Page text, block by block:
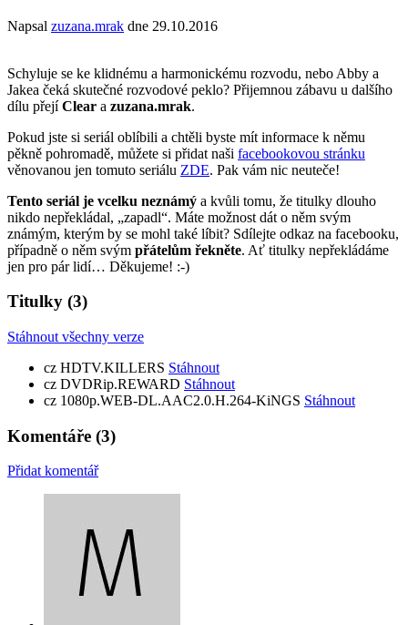
Napsal zuzana.mrak dne 29.10.2016
Schyluje se ke klidnému a harmonickému rozvodu, nebo Abby a
Jakea čeká skutečné rozvodové peklo? Přijemnou zábavu u dalšího
dílu přejíClear a zuzana.mrak.
Pokud jste si seriál oblíbili a chtěli byste mít informace k němu
pěkně pohromadě, můžete si přidat naši facebookovou stránku
věnovanou jen tomuto seriálu ZDE. Pak vám nic neuteče!
Tento seriál je vcelku neznámý a kvůli tomu, že titulky dlouho
nikdo nepřekládal, „zapadl“. Máte možnost dát o něm svým
známým, kterým by se mohl také líbit? Sdílejte odkaz na facebooku,
případně o něm svým přátelům řekněte. Ať titulky nepřekládáme
jen pro pár lidí… Děkujeme! :-)
Titulky (3)
Stáhnout všechny verze
cz HDTV.KILLERS Stáhnout
cz DVDRip.REWARD Stáhnout
cz 1080p.WEB-DL.AAC2.0.H.264-KiNGS Stáhnout
Komentáře (3)
Přidat komentář